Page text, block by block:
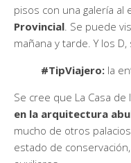
pisos con una galería al
Provincial. Se puede
mañana y tarde. Y los
#TipViajero: la
Se cree que La Casa
en la arquitectura
mucho de otros
estado de